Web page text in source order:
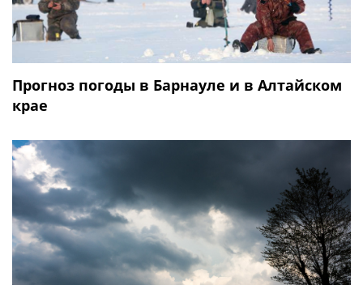
Прогноз погоды в Барнауле и в Алтайском
крае